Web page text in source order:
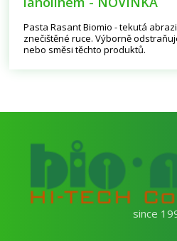
Pasta Rasant Biomio - tekutá
znečištěné ruce. Výborně
nebo směsi těchto produktů.
since